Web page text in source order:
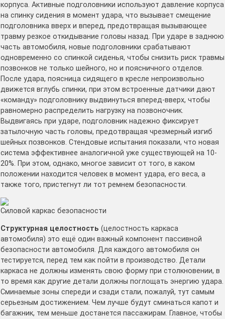
корпуса. Активные подголовники используют давление корпуса
на спинку сидения в момент удара, что вызывает смещение
подголовника вверх и вперед, предотвращая вызывающее
травму резкое откидывание головы назад. При ударе в заднюю
часть автомобиля, новые подголовники срабатывают
одновременно со спинкой сиденья, чтобы снизить риск травмы
позвонков не только шейного, но и поясничного отделов.
После удара, поясница сидящего в кресле непроизвольно
движется вглубь спинки, при этом встроенные датчики дают
«команду» подголовнику выдвинуться вперед-вверх, чтобы
равномерно распределить нагрузку на позвоночник.
Выдвигаясь при ударе, подголовник надежно фиксирует
затылочную часть головы, предотвращая чрезмерный изгиб
шейных позвонков. Стендовые испытания показали, что новая
система эффективнее аналогичной уже существующей на 10-
20%. При этом, однако, многое зависит от того, в каком
положении находится человек в момент удара, его веса, а
также того, пристегнут ли тот ремнем безопасности.
Силовой каркас безопасности
Структурная целостность (целостность каркаса
автомобиля) это ещё один важный компонент пассивной
безопасности автомобиля. Для каждого автомобиля он
тестируется, перед тем как пойти в производство. Детали
каркаса не должны изменять свою форму при столкновении, в
то время как другие детали должны поглощать энергию удара.
Сминаемые зоны спереди и сзади стали, пожалуй, тут самым
серьезным достижением. Чем лучше будут сминаться капот и
багажник, тем меньше достанется пассажирам. Главное, чтобы